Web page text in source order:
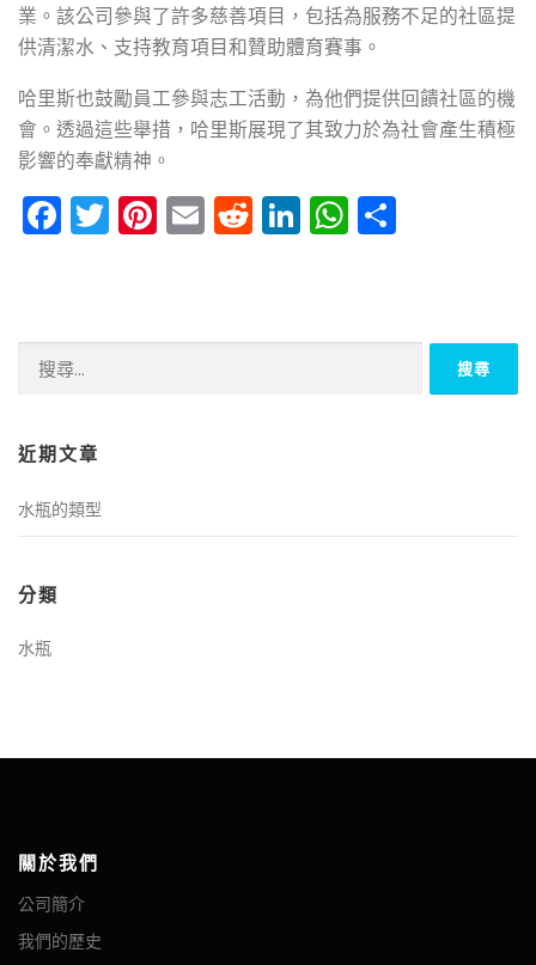
業。該公司參與了許多慈善項目，包括為服務不足的社區提
供清潔水、支持教育項目和贊助體育賽事。
哈里斯也鼓勵員工參與志工活動，為他們提供回饋社區的機
會。透過這些舉措，哈里斯展現了其致力於為社會產生積極
影響的奉獻精神。
Facebook
Twitter
Pinterest
EmailReddit
LinkedIn
WhatsApp
鍵
近期文章
水瓶的類型
分類
水瓶
關於我們
公司簡介
我們的歷史